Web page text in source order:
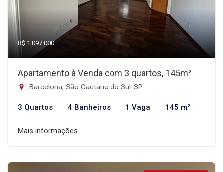
R$ 1.097.000
Apartamento à Venda com 3 quartos, 145m²
Barcelona, São Caetano do Sul-SP
3 Quartos 4 Banheiros 1 Vaga 145 m²
Mais informações